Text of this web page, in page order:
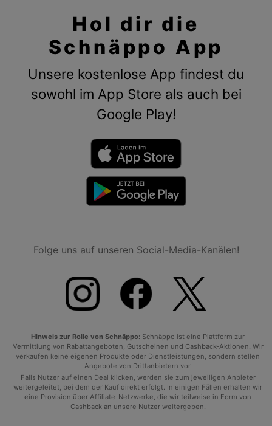
Hol dir die
Schnäppo App
Unsere kostenlose App findest du
sowohl im App Store als auch bei
Google Play!
Folge uns auf unseren Social-Media-Kanälen!
Hinweis zur Rolle von Schnäppo: Schnäppo ist eine Plattform zur
Vermittlung von Rabattangeboten, Gutscheinen und Cashback-Aktionen. Wir
verkaufen keine eigenen Produkte oder Dienstleistungen, sondern stellen
Angebote von Drittanbietern vor.
Falls Nutzer auf einen Deal klicken, werden sie zum jeweiligen Anbieter
weitergeleitet, bei dem der Kauf direkt erfolgt. In einigen Fällen erhalten wir
eine Provision über Affiliate-Netzwerke, die wir teilweise in Form von
Cashback an unsere Nutzer weitergeben.